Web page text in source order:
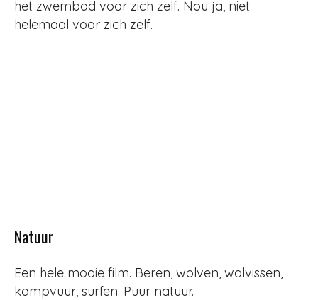
het zwembad voor zich zelf. Nou ja, niet
helemaal voor zich zelf.
Natuur
Een hele mooie film. Beren, wolven, walvissen,
kampvuur, surfen. Puur natuur.